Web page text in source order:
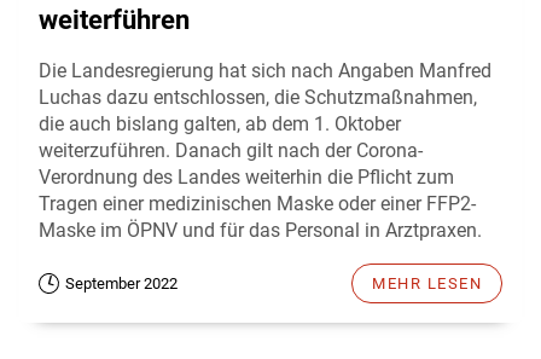
weiterführen
Die Landesregierung hat sich nach Angaben Manfred
Luchas dazu entschlossen, die Schutzmaßnahmen,
die auch bislang galten, ab dem 1. Oktober
weiterzuführen. Danach gilt nach der Corona-
Verordnung des Landes weiterhin die Pflicht zum
Tragen einer medizinischen Maske oder einer FFP2-
Maske im ÖPNV und für das Personal in Arztpraxen.
September 2022 MEHR LESEN